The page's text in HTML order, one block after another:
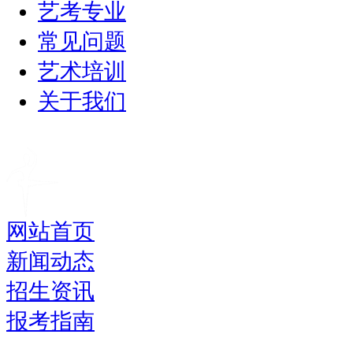
艺考专业
常见问题
艺术培训
关于我们
网站首页
新闻动态
招生资讯
报考指南